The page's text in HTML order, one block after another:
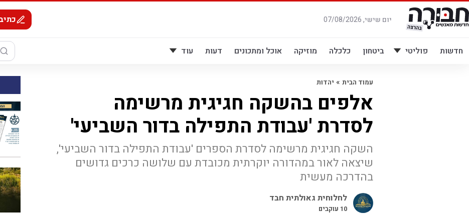
דלג
לתוכן
יום שישי, 07/08/2026
חדשות פוליטי ביטחון כלכלה מוזיקה אוכל ומתכונים דעות עוד
עמוד הבית » יהדות
אלפים בהשקה חגיגית מרשימה
לסדרת 'עבודת התפילה בדור השביעי'
השקה חגיגית מרשימה לסדרת הספרים 'עבודת התפילה בדור השביעי',
שיצאה לאור במהדורה יוקרתית מכובדת עם שלושה כרכים גדושים
בהדרכה מעשית
לחלוחית גאולתית חבד
10 עוקבים